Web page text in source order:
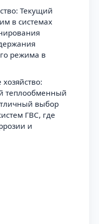
Текущий
в системах
режима в
теплообменный
выбор
ГВС, где
и